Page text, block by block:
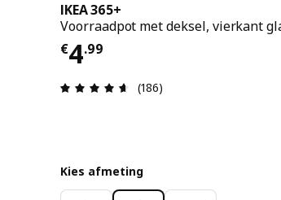
IKEA 365+
Voorraadpot met deksel, vierkant
€4.99
Prijs € 4.99
Review: 4.6 van 5
(186)
Kies afmeting